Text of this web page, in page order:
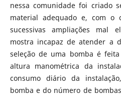
nessa comunidade foi criado
material adequado e, com o
sucessivas ampliações mal
mostra incapaz de atender a
seleção de uma bomba é
altura manométrica da
consumo diário da
bomba e do número de